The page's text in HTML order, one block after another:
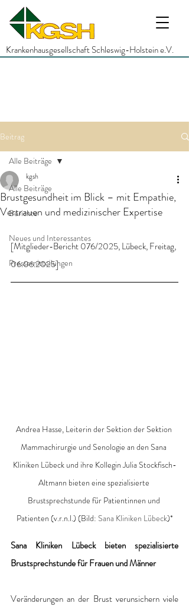
Krankenhausgesellschaft Schleswig-Holstein e.V.
Beitrag
Alle Beiträge
Berichte
Neues und Interessantes
Pressemitteilungen
Alle Beiträge
Brustgesundheit im Blick – mit Empathie,
Vertrauen und medizinischer Expertise
kgsh
[Mitglieder-Bericht 076/2025, Lübeck, Freitag,
06.06.2025]
Andrea Hasse, Leiterin der Sektion der Sektion
Mammachirurgie und Senologie an den Sana
Kliniken Lübeck und ihre Kollegin Julia Stockfisch-
Altmann bieten eine spezialisierte
Brustsprechstunde für Patientinnen und
Patienten (v.r.n.l.) (Bild: Sana Kliniken Lübeck)*
Sana Kliniken Lübeck bieten spezialisierte
Brustsprechstunde für Frauen und Männer
Veränderungen an der Brust verunsichern viele